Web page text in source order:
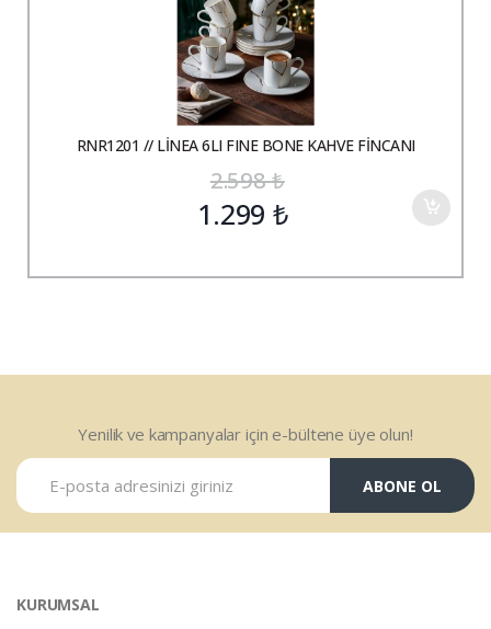
RNR1201 // LİNEA 6LI FINE BONE KAHVE FİNCANI
2.598₺
1.299₺
Yenilik ve kampanyalar için e-bültene üye olun!
ABONE OL
KURUMSAL